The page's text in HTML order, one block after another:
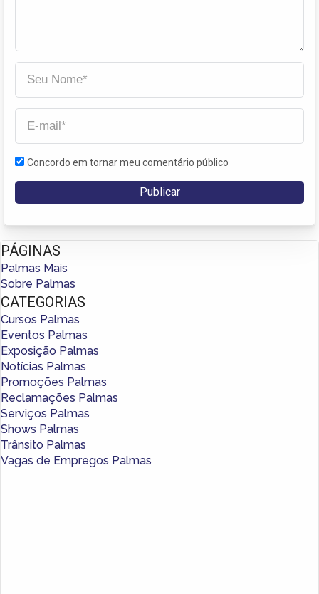
Concordo em tornar meu comentário público
PÁGINAS
Palmas Mais
Sobre Palmas
CATEGORIAS
Cursos Palmas
Eventos Palmas
Exposição Palmas
Notícias Palmas
Promoções Palmas
Reclamações Palmas
Serviços Palmas
Shows Palmas
Trânsito Palmas
Vagas de Empregos Palmas